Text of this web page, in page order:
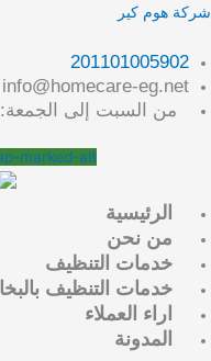
تخطي
المحتوى
شركة هوم كير
201101005902
info@homecare-eg.net
من السبت إلى الجمعة: 9:00ص - 8:00م
marked-alt
القائمة
الرئيسية
من نحن
خدمات التنظيف
خدمات التنظيف
اراء العملاء
المدونة